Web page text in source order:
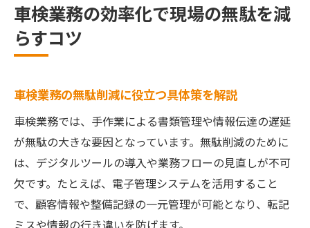
車検業務の効率化が現場にもたらす効果と
メリット
車検業務を支えるデジタルツールの選び方
デジタル技術が車検作業効率に与える影響
車検現場で進むデジタル化のポイント解説
車検業務の電子化がもたらす利便性と課題
車検プロセスを見直し顧客満足度を高める方法
車検業務の効率化で現場の無駄を減
らすコツ
車検業務の無駄削減に役立つ具体策を解説
車検業務では、手作業による書類管理や情報伝達の遅延
が無駄の大きな要因となっています。無駄削減のために
は、デジタルツールの導入や業務フローの見直しが不可
欠です。たとえば、電子管理システムを活用すること
で、顧客情報や整備記録の一元管理が可能となり、転記
ミスや情報の行き違いを防げます。